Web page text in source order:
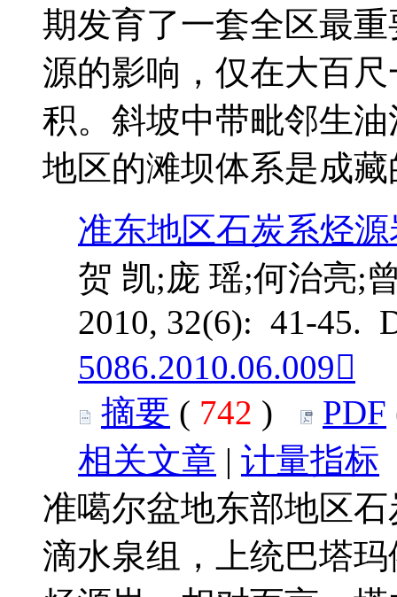
期发育了一套全区最
源的影响，仅在大百
积。斜坡中带毗邻生
地区的滩坝体系是成
准东地区石炭系烃
贺 凯;庞 瑶;何治亮;
2010, 32(6): 41-45.
5086.2010.06.009
摘要 ( 742 ) PDF
相关文章 | 计量指标
准噶尔盆地东部地区
滴水泉组，上统巴塔